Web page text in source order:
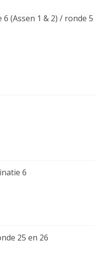
(Assen 1 & 2) / ronde 5
6
25 en 26